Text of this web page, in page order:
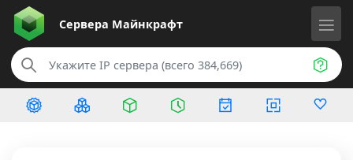
Сервера Майнкрафт